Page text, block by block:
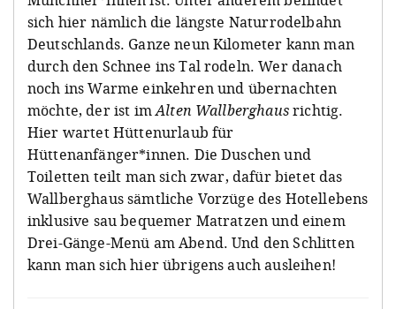
sich hier nämlich die längste Naturrodelbahn
Deutschlands. Ganze neun Kilometer kann man
durch den Schnee ins Tal rodeln. Wer danach
noch ins Warme einkehren und übernachten
möchte, der ist imAlten Wallberghausrichtig.
Hier wartet Hüttenurlaub für
Hüttenanfänger*innen. Die Duschen und
Toiletten teilt man sich zwar, dafür bietet das
Wallberghaus sämtliche Vorzüge des Hotellebens
inklusive sau bequemer Matratzen und einem
Drei-Gänge-Menü am Abend. Und den Schlitten
kann man sich hier übrigens auch ausleihen!